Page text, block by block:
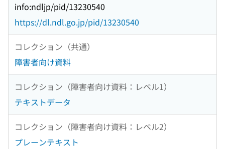
info:ndljp/pid/13230540
https://dl.ndl.go.jp/pid/13230540
コレクション（共通）
障害者向け資料
コレクション（障害者向け資料：レベル1）
テキストデータ
コレクション（障害者向け資料：レベル2）
プレーンテキスト